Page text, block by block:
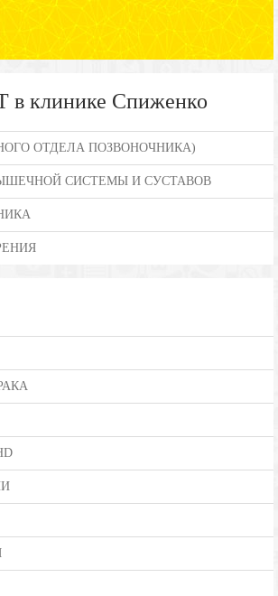
в клинике Спиженко
ОТДЕЛА ПОЗВОНОЧНИКА)
СИСТЕМЫ И СУСТАВОВ